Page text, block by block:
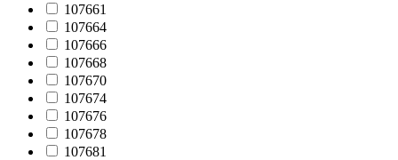
107661
107664
107666
107668
107670
107674
107676
107678
107681